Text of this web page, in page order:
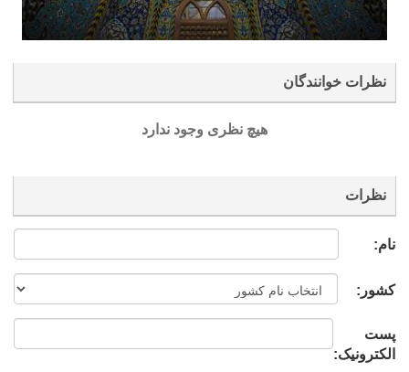
نظرات خوانندگان
هیچ نظری وجود ندارد
نظرات
نام:
کشور:
پست
الکترونیک: